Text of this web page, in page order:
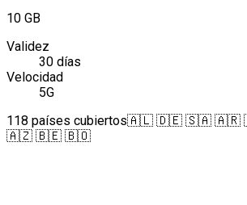
10 GB
Validez
30 días
Velocidad
5G
118 países cubiertos🇦🇱 🇩🇪 🇸🇦 🇦🇷
🇦🇿 🇧🇪 🇧🇴